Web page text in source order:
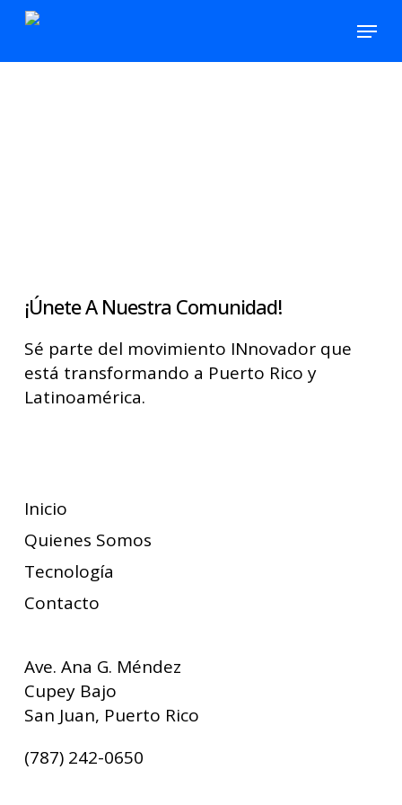
Skip
main
Menu
¡Únete A Nuestra Comunidad!
Sé parte del movimiento INnovador que
está transformando a Puerto Rico y
Latinoamérica.
Inicio
Quienes Somos
Tecnología
Contacto
Ave. Ana G. Méndez
Cupey Bajo
San Juan, Puerto Rico
(787) 242-0650